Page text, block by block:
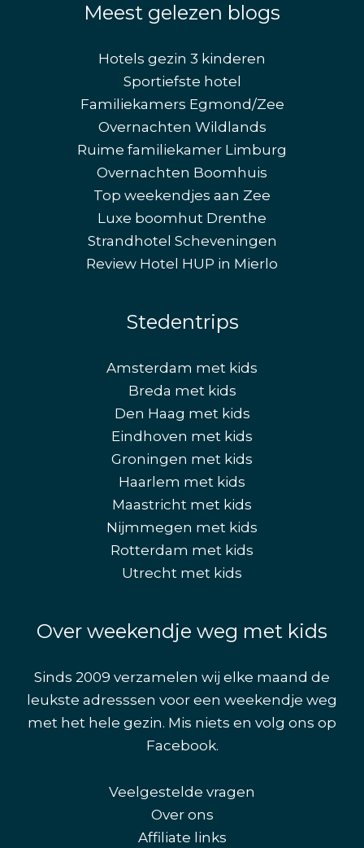
Meest gelezen blogs
Hotels gezin 3 kinderen
Sportiefste hotel
Familiekamers Egmond/Zee
Overnachten Wildlands
Ruime familiekamer Limburg
Overnachten Boomhuis
Top weekendjes aan Zee
Luxe boomhut Drenthe
Strandhotel Scheveningen
Review Hotel HUP in Mierlo
Stedentrips
Amsterdam met kids
Breda met kids
Den Haag met kids
Eindhoven met kids
Groningen met kids
Haarlem met kids
Maastricht met kids
Nijmmegen met kids
Rotterdam met kids
Utrecht met kids
Over weekendje weg met kids
Sinds 2009 verzamelen wij elke maand de
leukste adresssen voor een weekendje weg
met het hele gezin. Mis niets en volg ons op
Facebook.
Veelgestelde vragen
Over ons
Affiliate links